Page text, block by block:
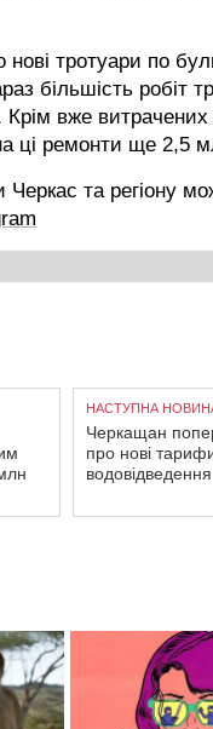
нові тротуари по
більшість робіт
Крім вже витрачених
ці ремонти ще 2,5
Черкас та регіону
НАСТУПНА
Черкащан
про нові
водовідведення